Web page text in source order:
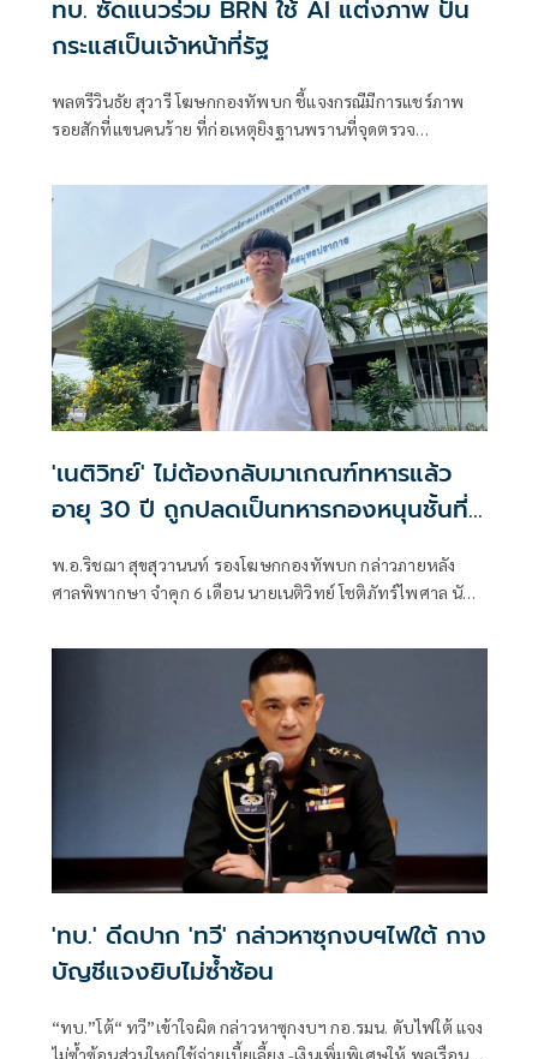
ทบ. ซัดแนวร่วม BRN ใช้ AI แต่งภาพ ปั่น
กระแสเป็นเจ้าหน้าที่รัฐ
พลตรีวินธัย สุวารี โฆษกกองทัพบก ชี้แจงกรณีมีการแชร์ภาพ
รอยสักที่แขนคนร้าย ที่ก่อเหตุยิงฐานพรานที่จุดตรวจ
'เนติวิทย์' ไม่ต้องกลับมาเกณฑ์ทหาร​แล้ว
อายุ 30 ปี ถูกปลดเป็นทหารกองหนุนชั้นที่
พ.อ.ริชฌา สุขสุวานนท์ รองโฆษกกองทัพบก กล่าวภายหลัง
ศาลพิพากษา จำคุก 6 เดือน นายเนติวิทย์ โชติภัทร์ไพศาล นัก
เกณฑ์ทหาร แต่ไม่เคยต้องโทษมาก่อนให้รอการลงโทษ 1 ปี
'ทบ.' ดีดปาก 'ทวี' กล่าวหาซุกงบฯไฟใต้ กาง
บัญชีแจงยิบไม่ซ้ำซ้อน
“ทบ.”โต้“ ทวี”เข้าใจผิด กล่าวหาซุกงบฯ กอ.รมน. ดับไฟใต้ แจง
ไม่ซ้ำซ้อนส่วนใหญ่ใช้จ่ายเบี้ยเลี้ยง -เงินเพิ่มพิเศษให้ พลเรือน-